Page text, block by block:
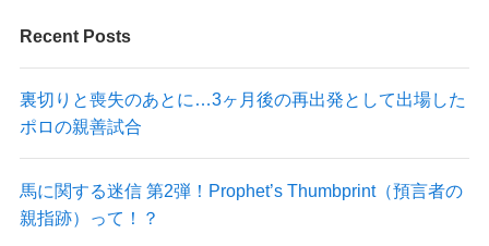
Recent Posts
裏切りと喪失のあとに…3ヶ月後の再出発として出場した
ポロの親善試合
馬に関する迷信 第2弾！Prophet’s Thumbprint（預言者の
親指跡）って！？